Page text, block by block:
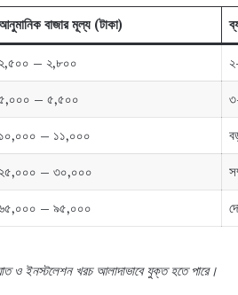
বাজার মূল্য (টাকা)
২,৫০০ – ২,৮০০
– ৫,৫০০
১০,০০০ – ১১,০০০
২৫,০০০ – ৩০,০০০
– ৯৫,০০০
ও ইনস্টলেশন খরচ আলাদাভাবে যুক্ত হতে পারে।